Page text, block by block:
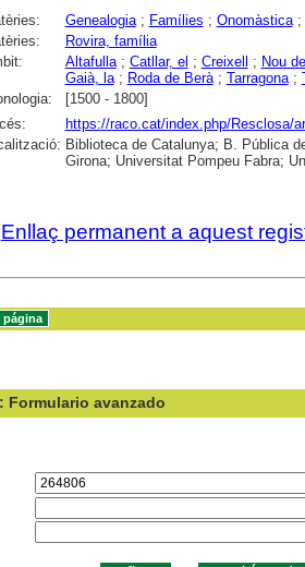
Genealogia; Famílies ; Onomàstica;
Rovira, família
Altafulla; Catllar, el ; Creixell ; Nou
Gaià, la; Roda de Berà; Tarragona;
[1500 - 1800]
https://raco.cat/index.php/Resclosa/
Biblioteca de Catalunya; B. Pública
Girona; Universitat Pompeu Fabra;
Enllaç permanent a aquest
Formulario avanzado